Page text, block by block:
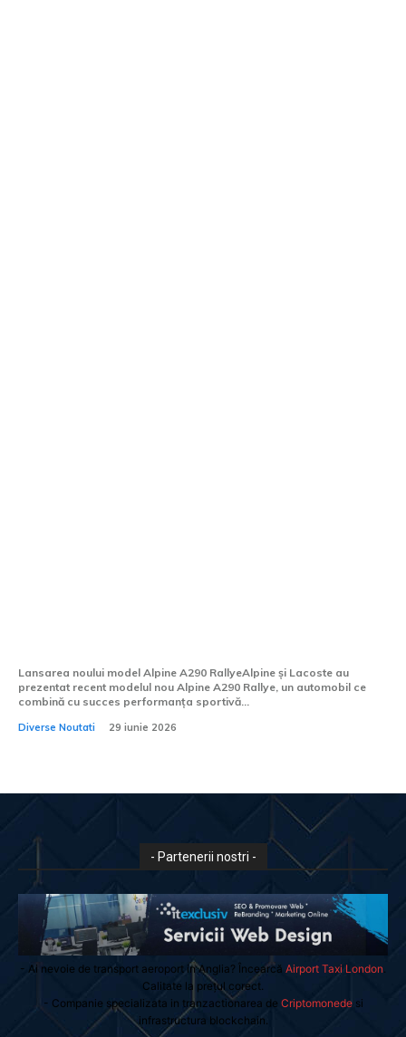
Lansarea noului model Alpine A290 RallyeAlpine și Lacoste au
prezentat recent modelul nou Alpine A290 Rallye, un automobil ce
combină cu succes performanța sportivă...
Diverse Noutati 29 iunie 2026
- Partenerii nostri -
- Ai nevoie de transport aeroport in Anglia? Încearcă Airport Taxi London
Calitate la prețul corect.
- Companie specializata in tranzactionarea de Criptomonedesi
infrastructura blockchain.